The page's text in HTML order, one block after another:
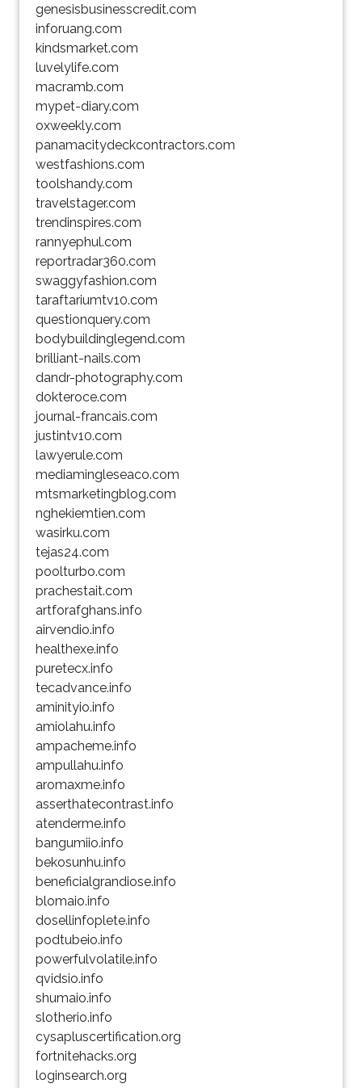
genesisbusinesscredit.com
inforuang.com
kindsmarket.com
luvelylife.com
macramb.com
mypet-diary.com
oxweekly.com
panamacitydeckcontractors.com
westfashions.com
toolshandy.com
travelstager.com
trendinspires.com
rannyephul.com
reportradar360.com
swaggyfashion.com
taraftariumtv10.com
questionquery.com
bodybuildinglegend.com
brilliant-nails.com
dandr-photography.com
dokteroce.com
journal-francais.com
justintv10.com
lawyerule.com
mediamingleseaco.com
mtsmarketingblog.com
nghekiemtien.com
wasirku.com
tejas24.com
poolturbo.com
prachestait.com
artforafghans.info
airvendio.info
healthexe.info
puretecx.info
tecadvance.info
aminityio.info
amiolahu.info
ampacheme.info
ampullahu.info
aromaxme.info
asserthatecontrast.info
atenderme.info
bangumiio.info
bekosunhu.info
beneficialgrandiose.info
blomaio.info
dosellinfoplete.info
podtubeio.info
powerfulvolatile.info
qvidsio.info
shumaio.info
slotherio.info
cysapluscertification.org
fortnitehacks.org
loginsearch.org